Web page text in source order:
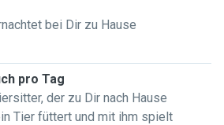
bei Dir zu Hause
pro Tag
der zu Dir nach Hause
Tier füttert und mit ihm spielt